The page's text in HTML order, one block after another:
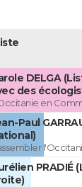
DELGA
des
en
Paul
PRADIÉ